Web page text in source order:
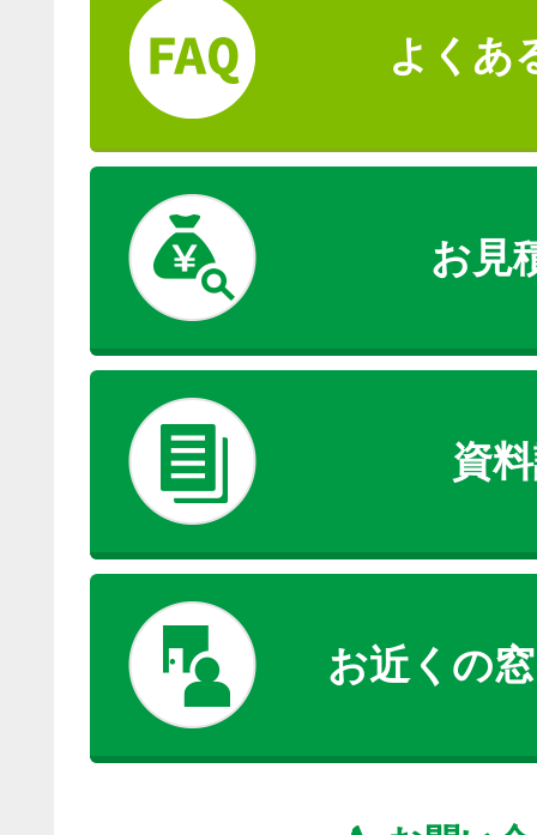
よくあ
お見
資
お近くの